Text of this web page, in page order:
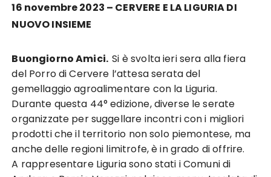
16 novembre 2023 – CERVERE E LA LIGURIA DI
NUOVO INSIEME
Buongiorno Amici.Si è svolta ieri sera alla fiera
del Porro di Cervere l’attesa serata del
gemellaggio agroalimentare con la Liguria.
Durante questa 44° edizione, diverse le serate
organizzate per suggellare incontri con i migliori
prodotti che il territorio non solo piemontese, ma
anche delle regioni limitrofe, è in grado di offrire.
A rappresentare Liguria sono stati i Comuni di